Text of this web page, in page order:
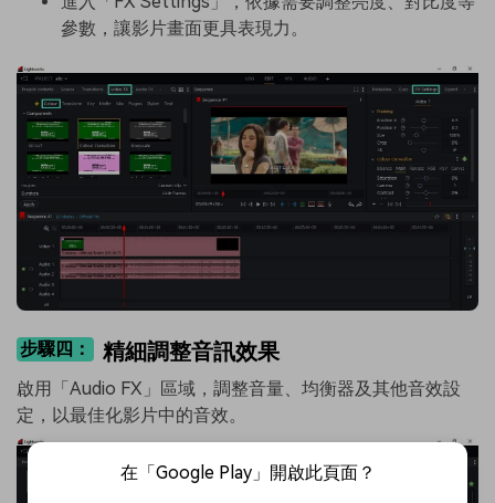
參數，讓影片畫面更具表現力。
步驟四： 精細調整音訊效果
啟用「Audio FX」區域，調整音量、均衡器及其他音效設
定，以最佳化影片中的音效。
在「Google Play」開啟此頁面？